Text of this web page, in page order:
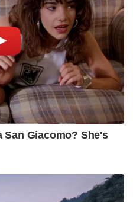
നഗരങ്ങളിൽ മെട്രോകൾ
കയറ്റുമതിയും
മുന്നോട്ട് പോയി.
ഞങ്ങളുടെ
ഈ വേഗതയിൽ
ഉറപ്പാക്കുക
ഞങ്ങൾക്ക്, രാജ്യം
ആദ്യം’ എന്ന
ഒരു
മുമ്പ് അസാധ്യമെന്ന്
രാജ്യത്തിന്റെ